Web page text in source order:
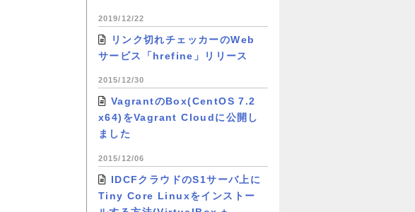
2019/12/22
リンク切れチェッカーのWeb
サービス「hrefine」リリース
2015/12/30
VagrantのBox(CentOS 7.2
x64)をVagrant Cloudに公開し
ました
2015/12/06
IDCFクラウドのS1サーバ上に
Tiny Core Linuxをインストー